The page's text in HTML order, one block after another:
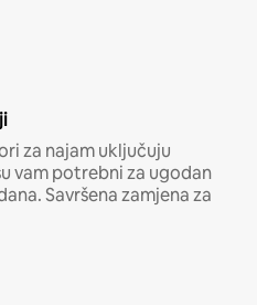
za najam uključuju
vam potrebni za ugodan
Savršena zamjena za